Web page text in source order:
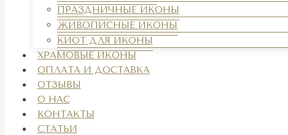
ПРАЗДНИЧНЫЕ ИКОНЫ
ЖИВОПИСНЫЕ ИКОНЫ
КИОТ ДЛЯ ИКОНЫ
ХРАМОВЫЕ ИКОНЫ
ОПЛАТА И ДОСТАВКА
ОТЗЫВЫ
О НАС
КОНТАКТЫ
СТАТЬИ